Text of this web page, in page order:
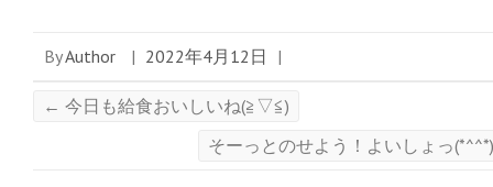
ByAuthor | 2022年4月12日 |
← 今日も給食おいしいね(≧▽≦)
そーっとのせよう！よいしょっ